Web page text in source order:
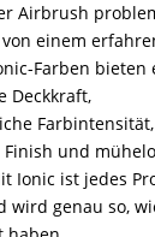
Airbrush
einem
Farben bieten
Deckkraft,
und
Ionic ist jedes
wird genau so,